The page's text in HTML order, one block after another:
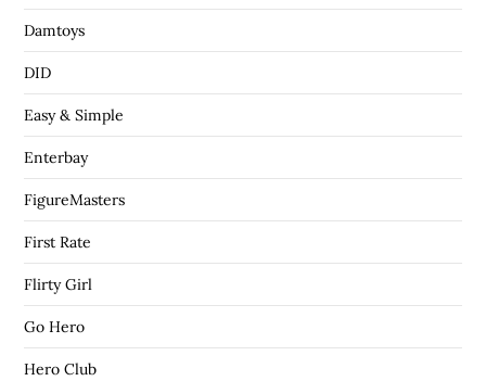
Damtoys
DID
Easy & Simple
Enterbay
FigureMasters
First Rate
Flirty Girl
Go Hero
Hero Club